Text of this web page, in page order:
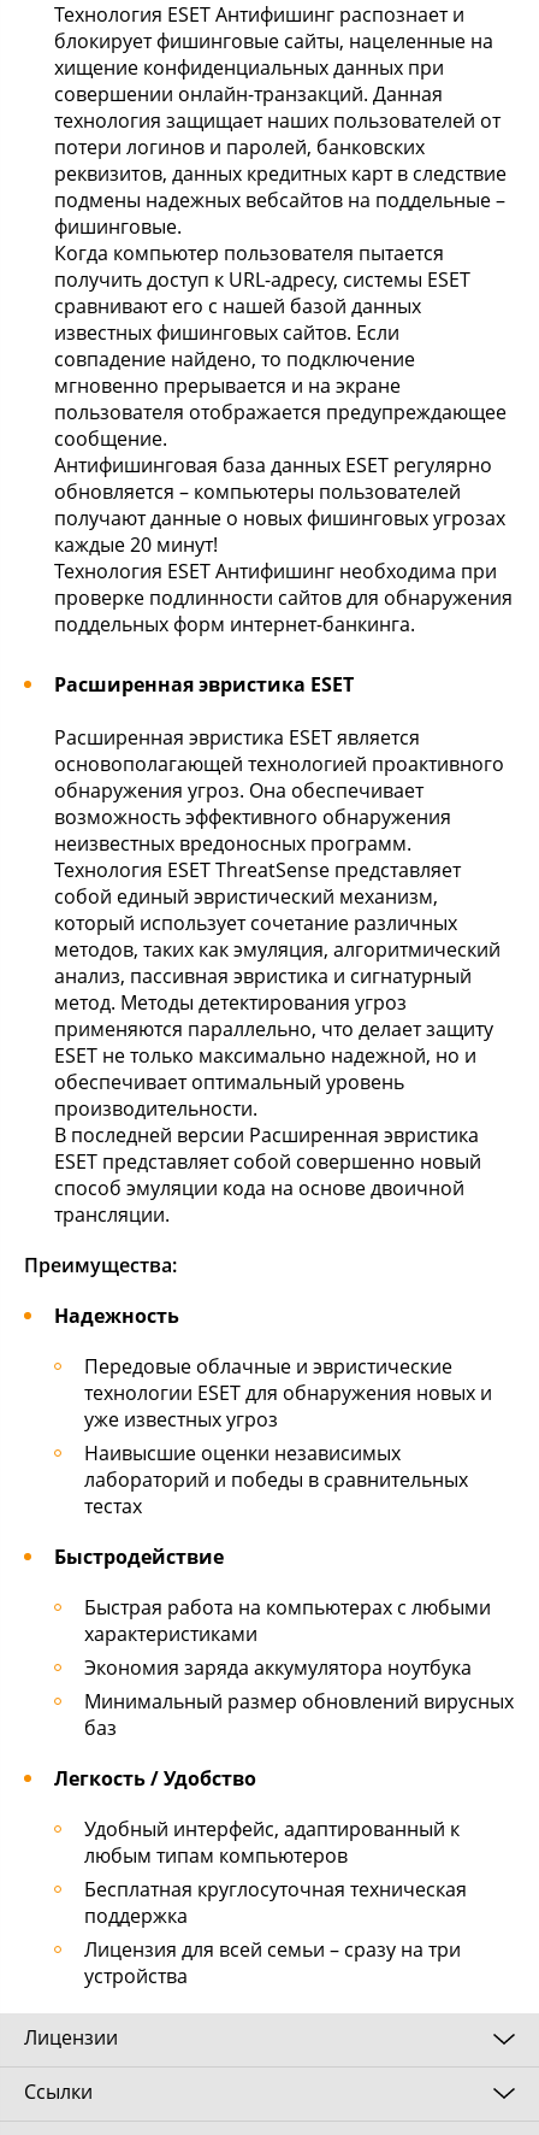
Технология ESET Антифишинг распознает и
блокирует фишинговые сайты, нацеленные на
хищение конфиденциальных данных при
совершении онлайн-транзакций. Данная
технология защищает наших пользователей от
потери логинов и паролей, банковских
реквизитов, данных кредитных карт в следствие
подмены надежных вебсайтов на поддельные –
фишинговые.
Когда компьютер пользователя пытается
получить доступ к URL-адресу, системы ESET
сравнивают его с нашей базой данных
известных фишинговых сайтов. Если
совпадение найдено, то подключение
мгновенно прерывается и на экране
пользователя отображается предупреждающее
сообщение.
Антифишинговая база данных ESET регулярно
обновляется – компьютеры пользователей
получают данные о новых фишинговых угрозах
каждые 20 минут!
Технология ESET Антифишинг необходима при
проверке подлинности сайтов для обнаружения
поддельных форм интернет-банкинга.
Расширенная эвристика ESET
Расширенная эвристика ESET является
основополагающей технологией проактивного
обнаружения угроз. Она обеспечивает
возможность эффективного обнаружения
неизвестных вредоносных программ.
Технология ESET ThreatSense представляет
собой единый эвристический механизм,
который использует сочетание различных
методов, таких как эмуляция, алгоритмический
анализ, пассивная эвристика и сигнатурный
метод. Методы детектирования угроз
применяются параллельно, что делает защиту
ESET не только максимально надежной, но и
обеспечивает оптимальный уровень
производительности.
В последней версии Расширенная эвристика
ESET представляет собой совершенно новый
способ эмуляции кода на основе двоичной
трансляции.
Преимущества:
Надежность
Передовые облачные и эвристические
технологии ESET для обнаружения новых и
уже известных угроз
Наивысшие оценки независимых
лабораторий и победы в сравнительных
тестах
Быстродействие
Быстрая работа на компьютерах с любыми
характеристиками
Экономия заряда аккумулятора ноутбука
Минимальный размер обновлений вирусных
баз
Легкость / Удобство
Удобный интерфейс, адаптированный к
любым типам компьютеров
Бесплатная круглосуточная техническая
поддержка
Лицензия для всей семьи – сразу на три
устройства
Лицензии
Ссылки